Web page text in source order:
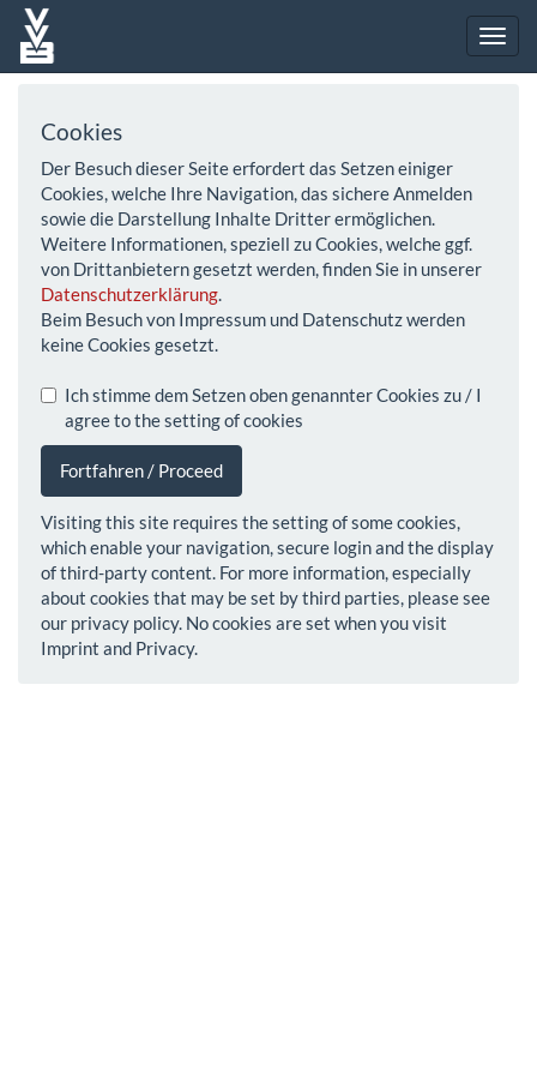
Cookies
Der Besuch dieser Seite erfordert das Setzen einiger
Cookies, welche Ihre Navigation, das sichere Anmelden
sowie die Darstellung Inhalte Dritter ermöglichen.
Weitere Informationen, speziell zu Cookies, welche ggf.
von Drittanbietern gesetzt werden, finden Sie in unserer
Datenschutzerklärung.
Beim Besuch von Impressum und Datenschutz werden
keine Cookies gesetzt.
Ich stimme dem Setzen oben genannter Cookies zu / I
agree to the setting of cookies
Fortfahren / Proceed
Visiting this site requires the setting of some cookies,
which enable your navigation, secure login and the display
of third-party content. For more information, especially
about cookies that may be set by third parties, please see
our privacy policy. No cookies are set when you visit
Imprint and Privacy.